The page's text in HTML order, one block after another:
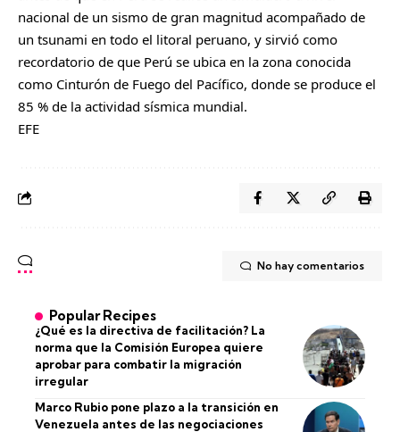
nacional de un sismo de gran magnitud acompañado de
un tsunami en todo el litoral peruano, y sirvió como
recordatorio de que Perú se ubica en la zona conocida
como Cinturón de Fuego del Pacífico, donde se produce el
85 % de la actividad sísmica mundial.
EFE
No hay comentarios
Popular Recipes
¿Qué es la directiva de facilitación? La
norma que la Comisión Europea quiere
aprobar para combatir la migración
irregular
Marco Rubio pone plazo a la transición en
Venezuela antes de las negociaciones